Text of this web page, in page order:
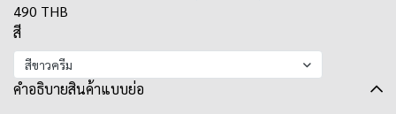
490 THB
สี
สีขาวครีม
คำอธิบายสินค้าแบบย่อ